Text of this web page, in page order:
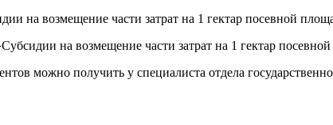
на возмещение части затрат на 1 гектар посевной
на возмещение части затрат на 1 гектар посевной
можно получить у специалиста отдела